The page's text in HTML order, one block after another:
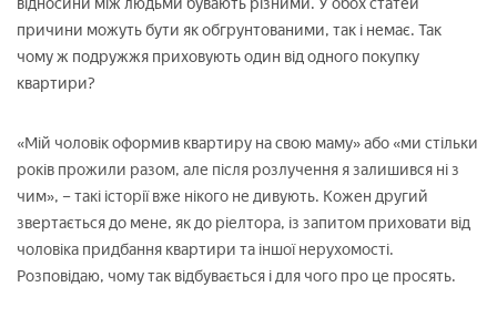
причини можуть бути як обгрунтованими, так і немає. Так
чому ж подружжя приховують один від одного покупку
квартири?
«Мій чоловік оформив квартиру на свою маму» або «ми стільки
років прожили разом, але після розлучення я залишився ні з
чим», – такі історії вже нікого не дивують. Кожен другий
звертається до мене, як до ріелтора, із запитом приховати від
чоловіка придбання квартири та іншої нерухомості.
Розповідаю, чому так відбувається і для чого про це просять.